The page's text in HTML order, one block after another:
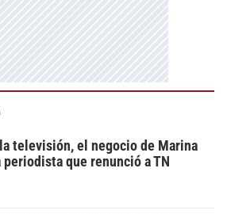
televisión, el negocio de Marina
periodista que renunció a TN